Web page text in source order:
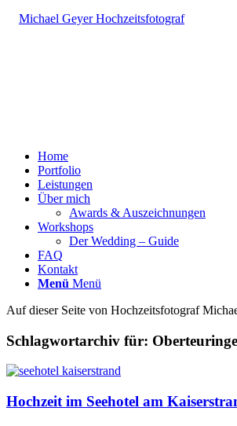
Home
Portfolio
Leistungen
Über mich
Awards & Auszeichnungen
Workshops
Der Wedding – Guide
FAQ
Kontakt
Menü Menü
Auf dieser Seite von Hochzeitsfotograf
Schlagwortarchiv für:
Hochzeit im Seehotel am